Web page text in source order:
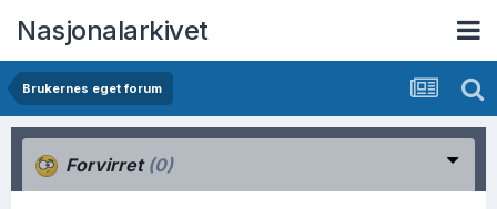
Nasjonalarkivet
Brukernes eget forum
Forvirret (0)